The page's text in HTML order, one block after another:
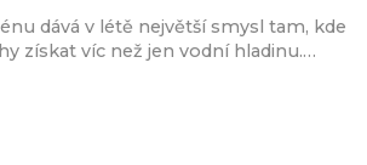
dává v létě největší smysl tam, kde
získat víc než jen vodní hladinu.…